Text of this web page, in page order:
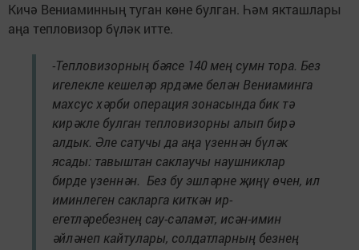
Кичә Вениаминның туган көне булган. Һәм якташлары
аңа тепловизор бүләк итте.
-Тепловизорның бәясе 140 мең сумн тора. Без
игелекле кешеләр ярдәме белән Вениаминга
махсус хәрби операция зонасында бик тә
кирәкле булган тепловизорны алып бирә
алдык. Әле сатучы да аңа үзеннән бүләк
ясады: тавыштан саклаучы наушниклар
бирде үзеннән. Без бу эшләрне җиңү өчен, ил
иминлеген сакларга киткән ир-
егетләребезнең сау-сәламәт, исән-имин
әйләнеп кайтулары, солдатларның безнең